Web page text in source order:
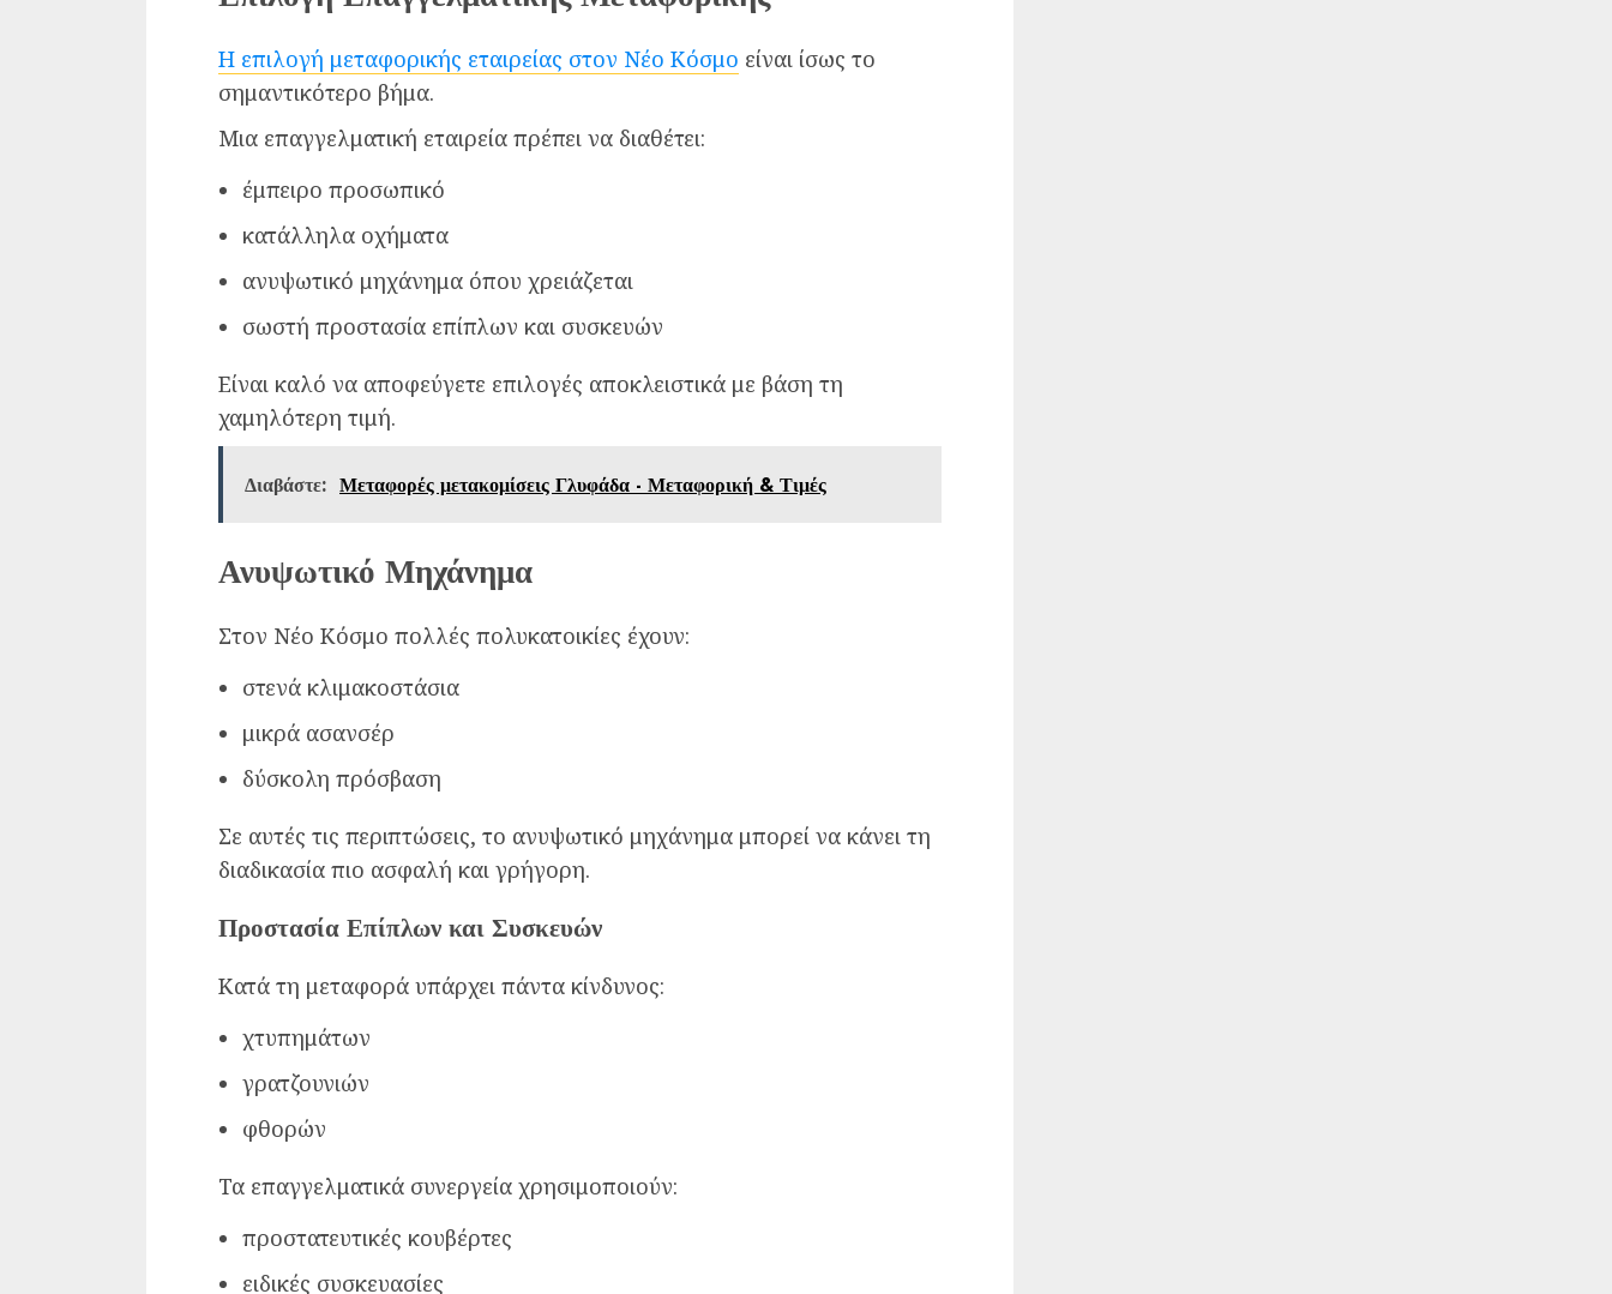
Η επιλογή μεταφορικής εταιρείας στον Νέο Κόσμο είναι ίσως το
σημαντικότερο βήμα.
Μια επαγγελματική εταιρεία πρέπει να διαθέτει:
έμπειρο προσωπικό
κατάλληλα οχήματα
ανυψωτικό μηχάνημα όπου χρειάζεται
σωστή προστασία επίπλων και συσκευών
Είναι καλό να αποφεύγετε επιλογές αποκλειστικά με βάση τη
χαμηλότερη τιμή.
Διαβάστε: Μεταφορές μετακομίσεις Γλυφάδα - Μεταφορική & Τιμές
Ανυψωτικό Μηχάνημα
Στον Νέο Κόσμο πολλές πολυκατοικίες έχουν:
στενά κλιμακοστάσια
μικρά ασανσέρ
δύσκολη πρόσβαση
Σε αυτές τις περιπτώσεις, το ανυψωτικό μηχάνημα μπορεί να κάνει τη
διαδικασία πιο ασφαλή και γρήγορη.
Προστασία Επίπλων και Συσκευών
Κατά τη μεταφορά υπάρχει πάντα κίνδυνος:
χτυπημάτων
γρατζουνιών
φθορών
Τα επαγγελματικά συνεργεία χρησιμοποιούν:
προστατευτικές κουβέρτες
ειδικές συσκευασίες